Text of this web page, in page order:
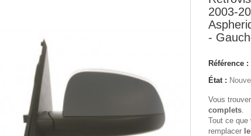
2003-
-
Référence :
État :
Vous
complets.
Tout ce que
remplacer